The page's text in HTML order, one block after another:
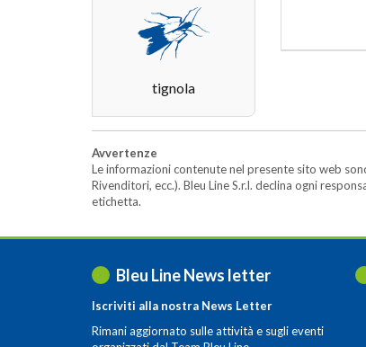
tignola
Avvertenze
Le informazioni contenute nel presente sito web
Rivenditori, ecc.). Bleu Line S.r.l. declina ogni
etichetta.
Bleu Line News letter
Iscriviti alla nostra News Letter
Rimani aggiornato sulle attività e sugli eventi